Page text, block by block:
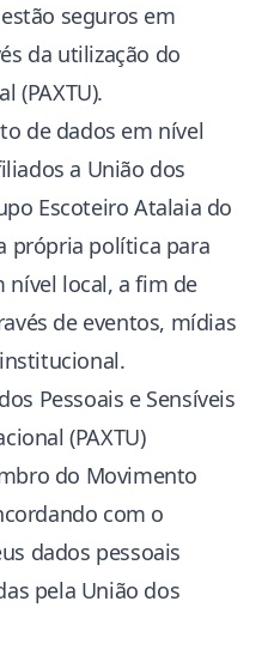
seguros em
da utilização do
(PAXTU).
de dados em nível
a União dos
Escoteiro Atalaia do
própria política para
local, a fim de
de eventos, mídias
Pessoais e Sensíveis
(PAXTU)
do Movimento
com o
dados pessoais
pela União dos